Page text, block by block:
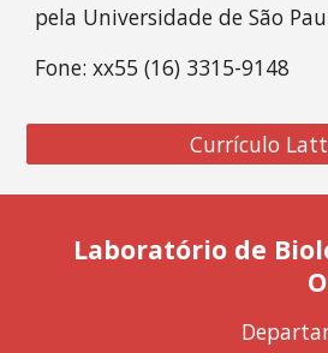
pela Universidade de São
Fone: xx55 (16) 3315-9148
Currículo
Laboratório de